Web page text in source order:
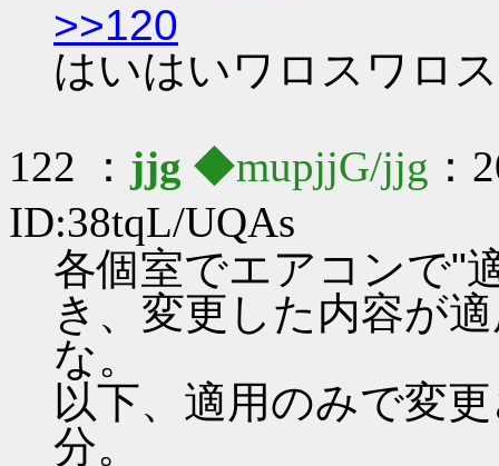
>>120
はいはいワロスワロス
122 ： jjg ◆mupjjG/jjg ：
ID:38tqL/UQAs
各個室でエアコンで"
き、変更した内容が
な。
以下、適用のみで変
分。